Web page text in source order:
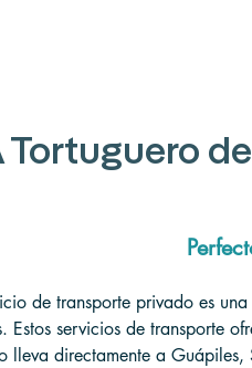
Tortuguero
de transporte privado es
Estos servicios de transporte
lleva directamente a